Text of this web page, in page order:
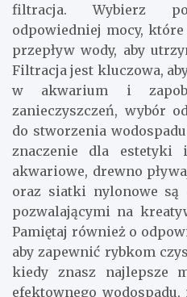
filtracja. Wybierz
odpowiedniej mocy,
przepływ wody, aby
Filtracja jest kluczowa,
w akwarium i
zanieczyszczeń, wybór
do stworzenia
znaczenie dla estetyki
akwariowe, drewno
oraz siatki nylonowe są
pozwalającymi na
Pamiętaj również o
aby zapewnić rybkom
kiedy znasz najlepsze
efektownego